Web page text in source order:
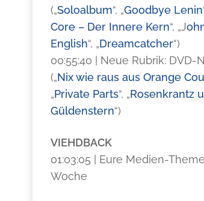
(„Soloalbum“, „Goodbye Lenin
Core – Der Innere Kern“, „J
English“, „Dreamcatcher“)
00:55:40 | Neue Rubrik: DVD-
(„Nix wie raus aus Orange
„Private Parts“, „Rosenkrantz
Güldenstern“)
VIEHDBACK
01:03:05 | Eure Medien-
Woche